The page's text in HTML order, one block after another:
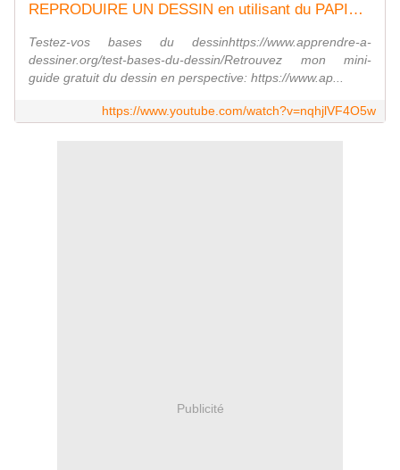
REPRODUIRE UN DESSIN en utilisant du PAPIER CALQUE
Testez-vos bases du dessinhttps://www.apprendre-a-
dessiner.org/test-bases-du-dessin/Retrouvez mon mini-
guide gratuit du dessin en perspective: https://www.ap...
https://www.youtube.com/watch?v=nqhjlVF4O5w
Publicité